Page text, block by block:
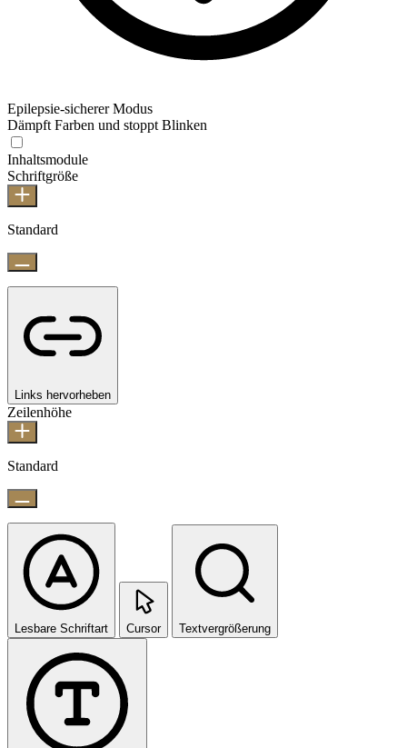
Epilepsie-sicherer Modus
Dämpft Farben und stoppt Blinken
Inhaltsmodule
Schriftgröße
Standard
Links hervorheben
Zeilenhöhe
Standard
Lesbare Schriftart Cursor Textvergrößerung